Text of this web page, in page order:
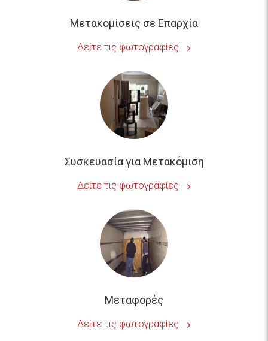
Συσκευασία για Μετακόμιση
Δείτε τις φωτογραφίες
Μεταφορές
Δείτε τις φωτογραφίες